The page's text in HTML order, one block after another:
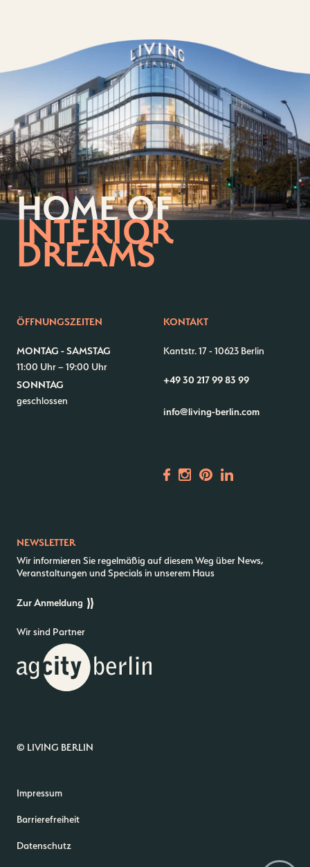
Anfahrt & Parken
Nachhaltigkeit
Vermietung
ALICE Rooftop & Garden
Newsletter
Kantstr. 17
–
10623Berlin
HOME OF
INTERIOR
DREAMS
ÖFFNUNGSZEITEN
MONTAG - SAMSTAG
11:00 Uhr – 19:00 Uhr
SONNTAG
geschlossen
KONTAKT
Kantstr. 17- 10623 Berlin
+49 30 217 99 83 99
info@living-berlin.com
NEWSLETTER
Wir informieren Sie regelmäßig auf diesem Weg über News,
Veranstaltungen und Specials in unserem Haus
Zur Anmeldung
Wir sind Partner
© LIVING BERLIN
Impressum
Barrierefreiheit
Datenschutz